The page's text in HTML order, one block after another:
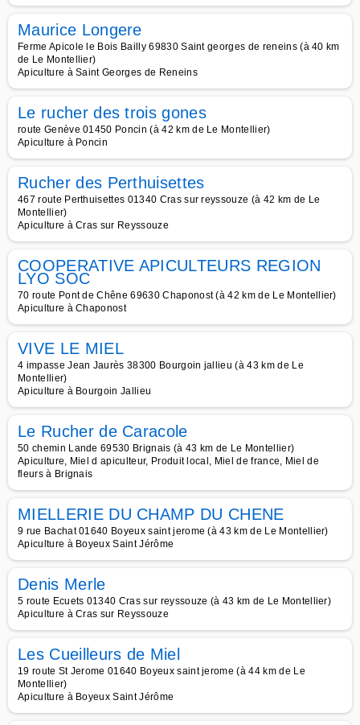
Maurice Longere
Ferme Apicole le Bois Bailly 69830 Saint georges de reneins (à 40 km
de Le Montellier)
Apiculture à Saint Georges de Reneins
Le rucher des trois gones
route Genève 01450 Poncin (à 42 km de Le Montellier)
Apiculture à Poncin
Rucher des Perthuisettes
467 route Perthuisettes 01340 Cras sur reyssouze (à 42 km de Le
Montellier)
Apiculture à Cras sur Reyssouze
COOPERATIVE APICULTEURS REGION
LYO SOC
70 route Pont de Chêne 69630 Chaponost (à 42 km de Le Montellier)
Apiculture à Chaponost
VIVE LE MIEL
4 impasse Jean Jaurès 38300 Bourgoin jallieu (à 43 km de Le
Montellier)
Apiculture à Bourgoin Jallieu
Le Rucher de Caracole
50 chemin Lande 69530 Brignais (à 43 km de Le Montellier)
Apiculture, Miel d apiculteur, Produit local, Miel de france, Miel de
fleurs à Brignais
MIELLERIE DU CHAMP DU CHENE
9 rue Bachat 01640 Boyeux saint jerome (à 43 km de Le Montellier)
Apiculture à Boyeux Saint Jérôme
Denis Merle
5 route Ecuets 01340 Cras sur reyssouze (à 43 km de Le Montellier)
Apiculture à Cras sur Reyssouze
Les Cueilleurs de Miel
19 route St Jerome 01640 Boyeux saint jerome (à 44 km de Le
Montellier)
Apiculture à Boyeux Saint Jérôme